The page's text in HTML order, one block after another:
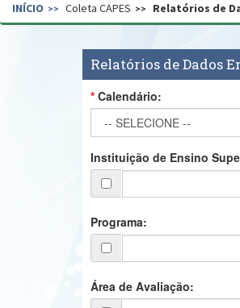
Secretaria de Governo
INÍCIO Coleta CAPES Relatórios de
Relatórios de Dados
Calendário:
Instituição de Ensino
Programa:
Área de Avaliação: